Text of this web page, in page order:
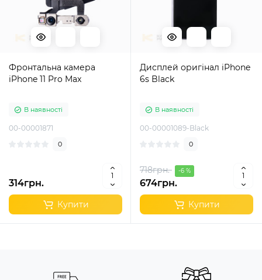
Фронтальна камера
iPhone 11 Pro Max
В наявності
00-00001871
0
314грн.
Купити
Дисплей оригінал iPhone
6s Black
В наявності
00-00001089-Black
0
718грн. -6 %
674грн.
Купити